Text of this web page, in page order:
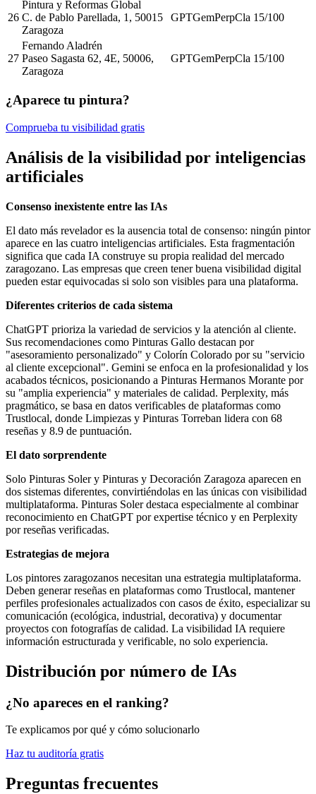
26
Pintura y Reformas Global
C. de Pablo Parellada, 1, 50015
Zaragoza
GPTGemPerpCla 15/100
27
Fernando Aladrén
Paseo Sagasta 62, 4E, 50006,
Zaragoza
GPTGemPerpCla 15/100
¿Aparece tu pintura?
Comprueba tu visibilidad gratis
Análisis de la visibilidad por inteligencias
artificiales
Consenso inexistente entre las IAs
El dato más revelador es la ausencia total de consenso: ningún pintor
aparece en las cuatro inteligencias artificiales. Esta fragmentación
significa que cada IA construye su propia realidad del mercado
zaragozano. Las empresas que creen tener buena visibilidad digital
pueden estar equivocadas si solo son visibles para una plataforma.
Diferentes criterios de cada sistema
ChatGPT prioriza la variedad de servicios y la atención al cliente.
Sus recomendaciones como Pinturas Gallo destacan por
"asesoramiento personalizado" y Colorín Colorado por su "servicio
al cliente excepcional". Gemini se enfoca en la profesionalidad y los
acabados técnicos, posicionando a Pinturas Hermanos Morante por
su "amplia experiencia" y materiales de calidad. Perplexity, más
pragmático, se basa en datos verificables de plataformas como
Trustlocal, donde Limpiezas y Pinturas Torreban lidera con 68
reseñas y 8.9 de puntuación.
El dato sorprendente
Solo Pinturas Soler y Pinturas y Decoración Zaragoza aparecen en
dos sistemas diferentes, convirtiéndolas en las únicas con visibilidad
multiplataforma. Pinturas Soler destaca especialmente al combinar
reconocimiento en ChatGPT por expertise técnico y en Perplexity
por reseñas verificadas.
Estrategias de mejora
Los pintores zaragozanos necesitan una estrategia multiplataforma.
Deben generar reseñas en plataformas como Trustlocal, mantener
perfiles profesionales actualizados con casos de éxito, especializar su
comunicación (ecológica, industrial, decorativa) y documentar
proyectos con fotografías de calidad. La visibilidad IA requiere
información estructurada y verificable, no solo experiencia.
Distribución por número de IAs
¿No apareces en el ranking?
Te explicamos por qué y cómo solucionarlo
Haz tu auditoría gratis
Preguntas frecuentes